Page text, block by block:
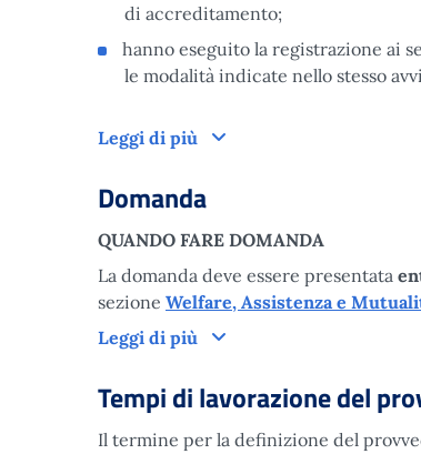
di accreditamento;
hanno eseguito la registrazione ai
le modalità indicate nello stesso
Leggi di più Come funziona
Domanda
QUANDO FARE DOMANDA
La domanda deve essere presentata
sezione Welfare, Assistenza e
Leggi di più
Domanda
Tempi di lavorazione del
Il termine per la definizione del